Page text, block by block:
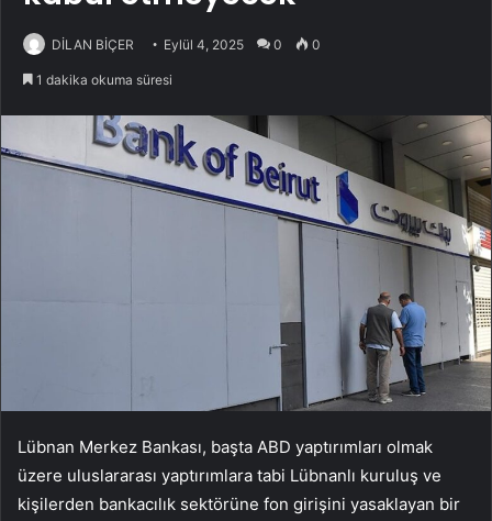
DİLAN BİÇER Eylül 4, 2025 0 0
1 dakika okuma süresi
Lübnan Merkez Bankası, başta ABD yaptırımları olmak
üzere uluslararası yaptırımlara tabi Lübnanlı kuruluş ve
kişilerden bankacılık sektörüne fon girişini yasaklayan bir